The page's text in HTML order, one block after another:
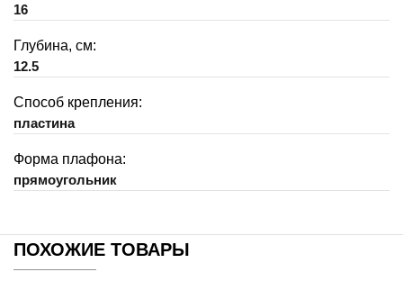
16
Глубина, см:
12.5
Способ крепления:
пластина
Форма плафона:
прямоугольник
ПОХОЖИЕ ТОВАРЫ